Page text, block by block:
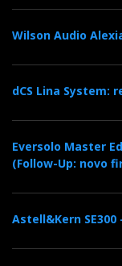
Wilson Audio
dCS Lina System:
Eversolo Master
(Follow-Up: novo
Astell&Kern